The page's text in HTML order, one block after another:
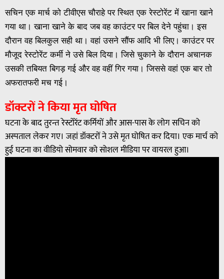
सचिन एक मार्च को टीवीएस चौराहे पर स्थित एक रेस्टोरेंट में खाना खाने
गया था। खाना खाने के बाद जब वह काउंटर पर बिल देने पहुंचा। इस
दौरान वह बिलकुल सही था। वहां उसने सौंफ आदि भी लिए। ​काउंटर पर
मौजूद रेस्टोरेंट कर्मी ने उसे बिल दिया। जिसे चुकाने के दौरान अचानक
उसकी तबियत बिगड़ गई और वह वहीं गिर गया। जिससे वहां एक बार तो
अफरातफरी मच गई।
डॉक्टरों ने किया मृत घोषित
घटना के बाद तुरन्त रेस्टोरेंट कर्मियों और आस-पास के लोग सचिन को
अस्पताल लेकर गए। जहां डॉक्टरों ने उसे मृत घोषित कर दिया। एक मार्च को
हुई घटना का वीडियो सोमवार को सोशल मीडिया पर वायरल हुआ।